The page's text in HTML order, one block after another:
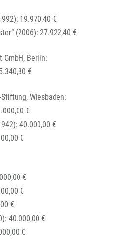
19.970,40 €
(2006): 27.922,40 €
GmbH, Berlin:
€
Wiesbaden:
€
40.000,00 €
€
€
€
€
40.000,00 €
€